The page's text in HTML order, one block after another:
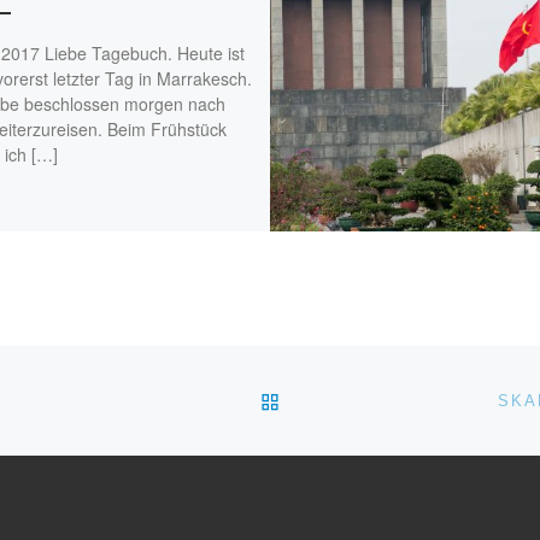
Liebe Tagebuch. Heute ist
letzter Tag in Marrakesch.
beschlossen morgen nach
Beim Frühstück
ich […]
ZURÜCK ZUR